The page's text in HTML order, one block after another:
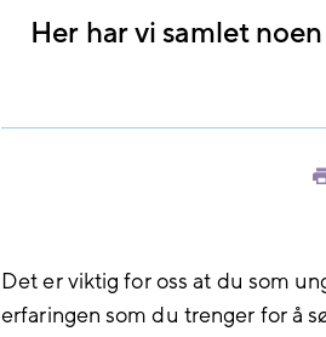
Her har vi samlet
Det er viktig for oss at du som
erfaringen som du trenger for å